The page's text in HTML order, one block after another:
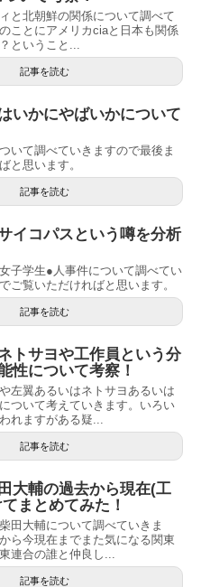
と北朝鮮の関係について調べて
ことにアメリカciaと日本も関係
ということ...
記事を読む
いかにやばいかについて
いて調べていきますので最後ま
と思います。
記事を読む
イコパスという噂を分析
子学生●人事件について調べてい
ご覧いただければと思います。
記事を読む
トサヨや工作員という分
性について考察！
左翼あるいはネトサヨあるいは
ついて考えていきます。いろい
れますがある疑...
記事を読む
大輔の過去から現在(工
まとめてみた！
田大輔について調べていきま
ら今現在までまた気になる関東
連合の誰と仲良し...
記事を読む